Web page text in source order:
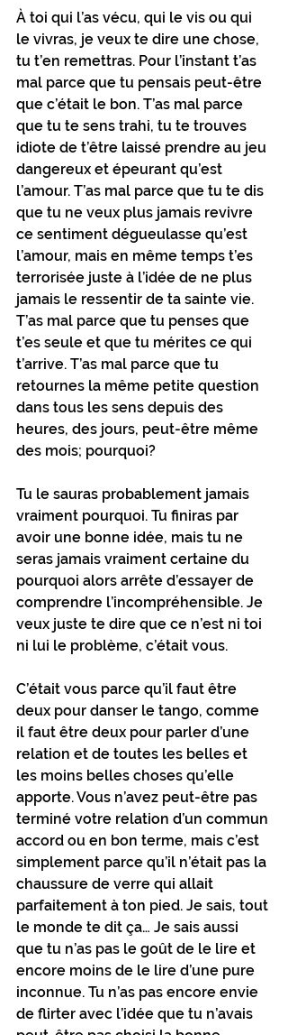
À toi qui l’as vécu, qui le vis ou qui
le vivras, je veux te dire une chose,
tu t’en remettras. Pour l’instant t’as
mal parce que tu pensais peut-être
que c’était le bon. T’as mal parce
que tu te sens trahi, tu te trouves
idiote de t’être laissé prendre au jeu
dangereux et épeurant qu’est
l’amour. T’as mal parce que tu te dis
que tu ne veux plus jamais revivre
ce sentiment dégueulasse qu’est
l’amour, mais en même temps t’es
terrorisée juste à l’idée de ne plus
jamais le ressentir de ta sainte vie.
T’as mal parce que tu penses que
t’es seule et que tu mérites ce qui
t’arrive. T’as mal parce que tu
retournes la même petite question
dans tous les sens depuis des
heures, des jours, peut-être même
des mois; pourquoi?
Tu le sauras probablement jamais
vraiment pourquoi. Tu finiras par
avoir une bonne idée, mais tu ne
seras jamais vraiment certaine du
pourquoi alors arrête d’essayer de
comprendre l’incompréhensible. Je
veux juste te dire que ce n’est ni toi
ni lui le problème, c’était vous.
C’était vous parce qu’il faut être
deux pour danser le tango, comme
il faut être deux pour parler d’une
relation et de toutes les belles et
les moins belles choses qu’elle
apporte. Vous n’avez peut-être pas
terminé votre relation d’un commun
accord ou en bon terme, mais c’est
simplement parce qu’il n’était pas la
chaussure de verre qui allait
parfaitement à ton pied. Je sais, tout
le monde te dit ça… Je sais aussi
que tu n’as pas le goût de le lire et
encore moins de le lire d’une pure
inconnue. Tu n’as pas encore envie
de flirter avec l’idée que tu n’avais